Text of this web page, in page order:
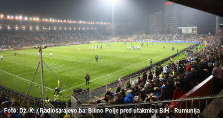
Foto: Dž. K. / Radiosarajevo.ba: Bilino Polje pred utakmicu BiH - Rumunija